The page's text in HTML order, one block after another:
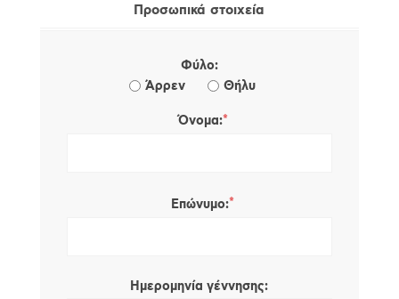
Προσωπικά στοιχεία
Φύλο:
Άρρεν
Θήλυ
Όνομα:*
Επώνυμο:*
Ημερομηνία γέννησης: